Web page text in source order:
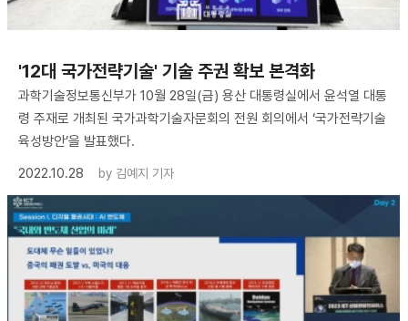
'12대 국가전략기술' 기술 주권 확보 본격화
과학기술정보통신부가 10월 28일(금) 용산 대통령실에서 윤석열 대통
령 주재로 개최된 국가과학기술자문회의 전원 회의에서 ‘국가전략기술
육성방안’을 발표했다.
2022.10.28
by 김예지 기자